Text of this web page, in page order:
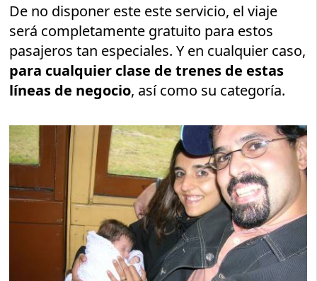
De no disponer este este servicio, el viaje
será completamente gratuito para estos
pasajeros tan especiales. Y en cualquier caso,
para cualquier clase de trenes de estas
líneas de negocio, así como su categoría.